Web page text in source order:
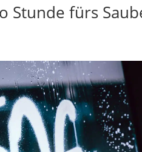
Stunde fürs